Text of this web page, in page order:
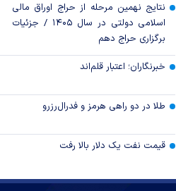
نتایج نهمین مرحله از حراج اوراق مالی
اسلامی دولتی در سال ۱۴۰۵ / جزئیات
برگزاری حراج دهم
خبرنگاران؛ اعتبار قلم‌اند
طلا در دو راهی هرمز و فدرال‌رزرو
قیمت نفت یک دلار بالا رفت